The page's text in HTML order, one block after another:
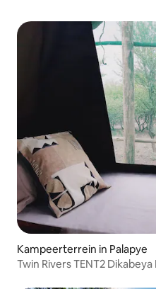
Kampeerterrein in Palapye
Twin Rivers TENT2 Dikabeya